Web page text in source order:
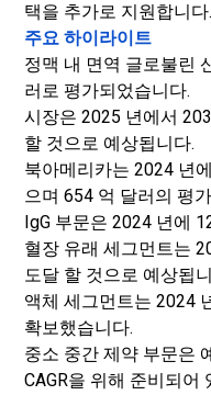
택을 추가로 지원합니다.
주요 하이라이트
정맥 내 면역 글로불린
러로 평가되었습니다.
시장은 2025 년에서
할 것으로 예상됩니다.
북아메리카는 2024 년
으며 654 억 달러의 평
IgG 부문은 2024 년에
혈장 유래 세그먼트는
도달 할 것으로 예상됩
액체 세그먼트는 2024
확보했습니다.
중소 중간 제약 부문은
CAGR을 위해 준비되어